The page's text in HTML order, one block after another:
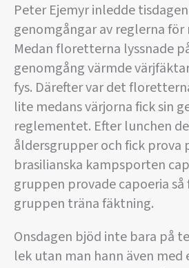
Peter Ejemyr inledde
genomgångar av reglerna för
Medan floretterna lyssnade
genomgång värmde
fys. Därefter var det
lite medans värjorna fick sin
reglementet. Efter lunchen
åldersgrupper och fick prova
brasilianska kampsporten
gruppen provade capoeria så
gruppen träna fäktning.
Onsdagen bjöd inte bara på
lek utan man hann även med